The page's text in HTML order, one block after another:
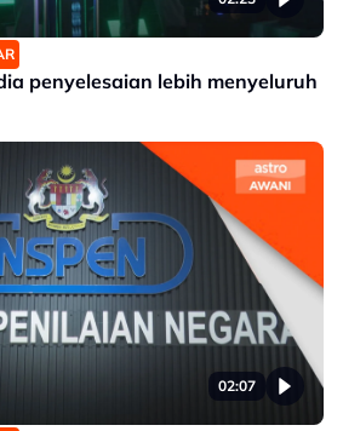
penyelesaian lebih menyeluruh
02:07